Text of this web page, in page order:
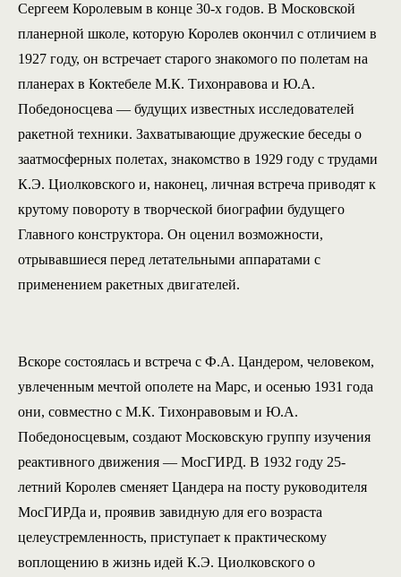
Сергеем Королевым в конце 30-х годов. В Московской
планерной школе, которую Королев окончил с отличием в
1927 году, он встречает старого знакомого по полетам на
планерах в Коктебеле М.К. Тихонравова и Ю.А.
Победоносцева — будущих известных исследователей
ракетной техники. Захватывающие дружеские беседы о
заатмосферных полетах, знакомство в 1929 году с трудами
К.Э. Циолковского и, наконец, личная встреча приводят к
крутому повороту в творческой биографии будущего
Главного конструктора. Он оценил возможности,
отрывавшиеся перед летательными аппаратами с
применением ракетных двигателей.
Вскоре состоялась и встреча с Ф.А. Цандером, человеком,
увлеченным мечтой ополете на Марс, и осенью 1931 года
они, совместно с М.К. Тихонравовым и Ю.А.
Победоносцевым, создают Московскую группу изучения
реактивного движения — МосГИРД. В 1932 году 25-
летний Королев сменяет Цандера на посту руководителя
МосГИРДа и, проявив завидную для его возраста
целеустремленность, приступает к практическому
воплощению в жизнь идей К.Э. Циолковского о